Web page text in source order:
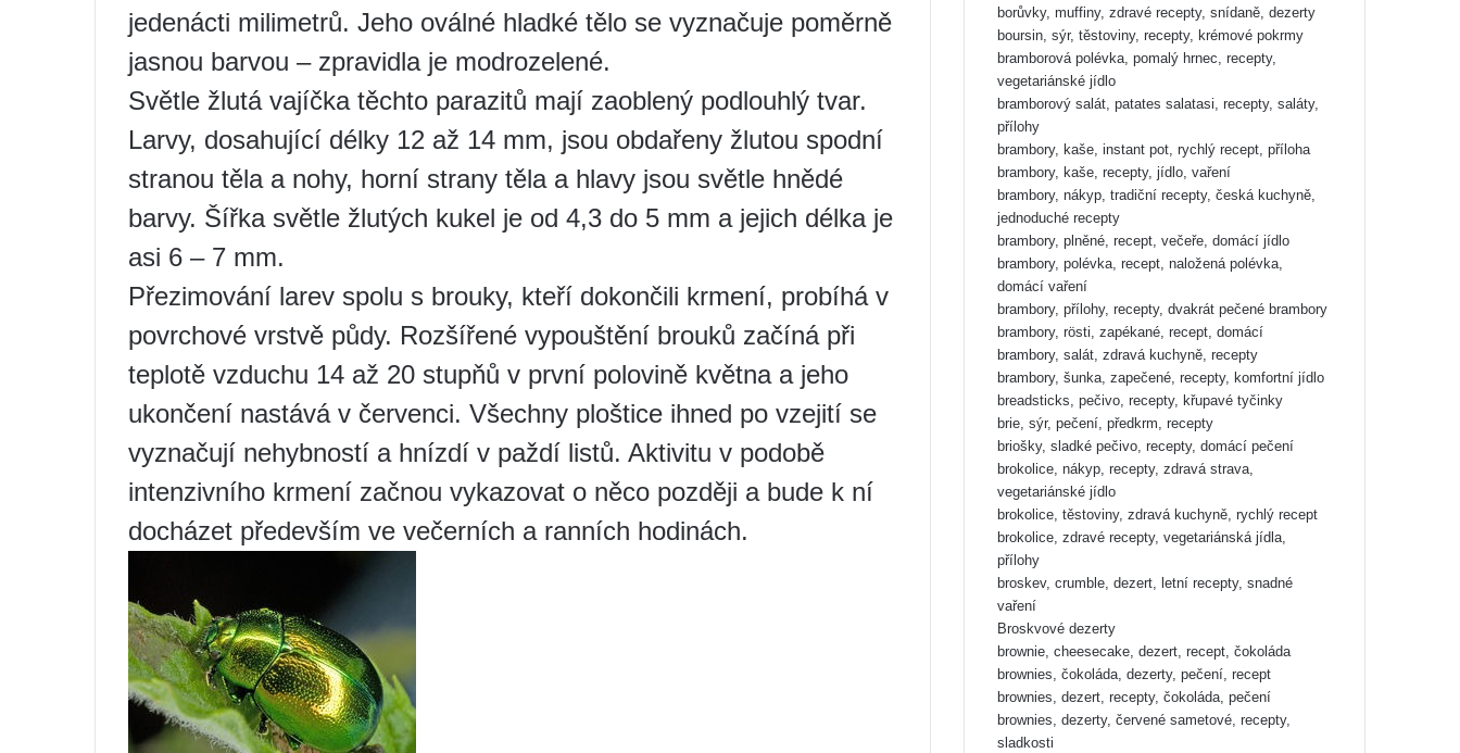
jedenácti milimetrů. Jeho oválné hladké tělo se vyznačuje poměrně
jasnou barvou – zpravidla je modrozelené.
Světle žlutá vajíčka těchto parazitů mají zaoblený podlouhlý tvar.
Larvy, dosahující délky 12 až 14 mm, jsou obdařeny žlutou spodní
stranou těla a nohy, horní strany těla a hlavy jsou světle hnědé
barvy. Šířka světle žlutých kukel je od 4,3 do 5 mm a jejich délka je
asi 6 – 7 mm.
Přezimování larev spolu s brouky, kteří dokončili krmení, probíhá v
povrchové vrstvě půdy. Rozšířené vypouštění brouků začíná při
teplotě vzduchu 14 až 20 stupňů v první polovině května a jeho
ukončení nastává v červenci. Všechny ploštice ihned po vzejití se
vyznačují nehybností a hnízdí v paždí listů. Aktivitu v podobě
intenzivního krmení začnou vykazovat o něco později a bude k ní
docházet především ve večerních a ranních hodinách.
borůvky, muffiny, zdravé recepty, snídaně, dezerty
boursin, sýr, těstoviny, recepty, krémové pokrmy
bramborová polévka, pomalý hrnec, recepty,
vegetariánské jídlo
bramborový salát, patates salatasi, recepty, saláty,
přílohy
brambory, kaše, instant pot, rychlý recept, příloha
brambory, kaše, recepty, jídlo, vaření
brambory, nákyp, tradiční recepty, česká kuchyně,
jednoduché recepty
brambory, plněné, recept, večeře, domácí jídlo
brambory, polévka, recept, naložená polévka,
domácí vaření
brambory, přílohy, recepty, dvakrát pečené brambory
brambory, rösti, zapékané, recept, domácí
brambory, salát, zdravá kuchyně, recepty
brambory, šunka, zapečené, recepty, komfortní jídlo
breadsticks, pečivo, recepty, křupavé tyčinky
brie, sýr, pečení, předkrm, recepty
briošky, sladké pečivo, recepty, domácí pečení
brokolice, nákyp, recepty, zdravá strava,
vegetariánské jídlo
brokolice, těstoviny, zdravá kuchyně, rychlý recept
brokolice, zdravé recepty, vegetariánská jídla,
přílohy
broskev, crumble, dezert, letní recepty, snadné
vaření
Broskvové dezerty
brownie, cheesecake, dezert, recept, čokoláda
brownies, čokoláda, dezerty, pečení, recept
brownies, dezert, recepty, čokoláda, pečení
brownies, dezerty, červené sametové, recepty,
sladkosti